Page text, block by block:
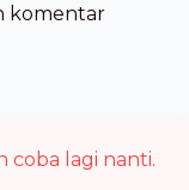
komentar
coba lagi nanti.